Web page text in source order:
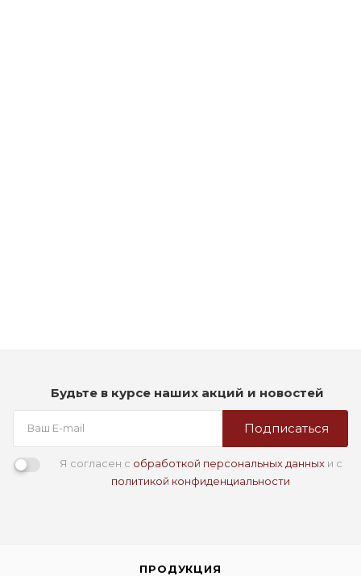
Будьте в курсе наших акций и новостей
Подписаться
Я согласен с обработкой персональных данныхи с
политикой конфиденциальности
ПРОДУКЦИЯ